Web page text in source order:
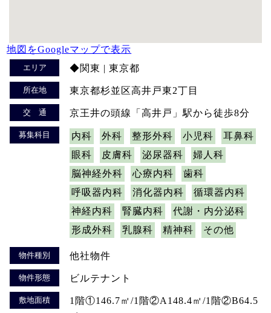
地図をGoogleマップで表示
エリア ◆関東 | 東京都
所在地 東京都杉並区高井戸東2丁目
交 通 京王井の頭線「高井戸」駅から徒歩8分
募集科目 内科 外科 整形外科 小児科
耳鼻科
眼科
皮膚科 泌尿器科
婦人科
脳神経外科
心療内科
歯科
呼吸器内科
消化器内科
循環器内科
神経内科
腎臓内科
代謝・内分泌科
形成外科
乳腺科 精神科 その他
物件種別 他社物件
物件形態 ビルテナント
敷地面積
1階①146.7㎡/1階②A148.4㎡/1階②B64.5